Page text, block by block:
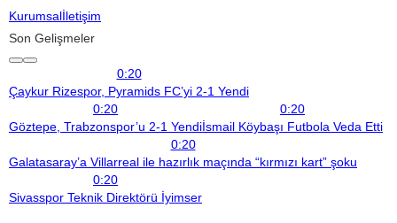
Kurumsalİletişim
Son Gelişmeler
0:20
Çaykur Rizespor, Pyramids FC’yi 2-1 Yendi
0:20
Göztepe, Trabzonspor’u 2-1 Yendi
0:20
İsmail Köybaşı Futbola Veda Etti
0:20
Galatasaray’a Villarreal ile hazırlık maçında “kırmızı kart” şoku
0:20
Sivasspor Teknik Direktörü İyimser